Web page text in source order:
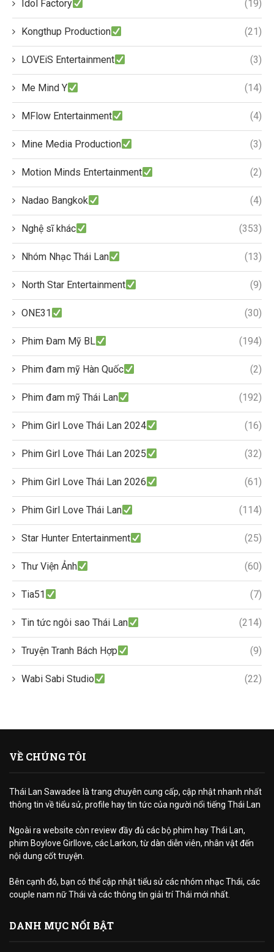
Idol Factory (19)
Kongthup Production (21)
LOVEiS Entertainment (3)
Me Mind Y (14)
MFlow Entertainment (4)
Mine Media Production (3)
Motion Minds Entertainment (2)
Nadao Bangkok (4)
Nghệ sĩ khác (353)
Nhóm Nhạc Thái Lan (13)
North Star Entertainment (9)
ONE31 (30)
Phim Đam Mỹ BL (194)
Phim đam mỹ Hàn Quốc (2)
Phim đam mỹ Thái Lan (192)
Phim Girl Love Thái Lan 2024 (16)
Phim Girl Love Thái Lan 2025 (32)
Phim Girl Love Thái Lan 2026 (61)
Phim Girl Love Thái Lan (114)
Star Hunter Entertainment (25)
Thư Viện Ảnh (60)
Tia51 (7)
Tin tức ngôi sao Thái Lan (214)
Truyện Tranh Bách Hợp (9)
Wabi Sabi Studio (22)
VỀ CHÚNG TÔI
Thái Lan Sawadee là trang chuyên cung cấp, cập nhật nhanh nhất
thông tin về tiểu sử, profile hay tin tức của người nổi tiếng Thái Lan
Ngoài ra website còn review đầy đủ các bộ phim hay Thái Lan,
phim Boylove Girllove, các Larkon, từ dàn diễn viên, nhân vật đến
nội dung cốt truyện.
Bên cạnh đó, bạn có thể cập nhật tiểu sử các nhóm nhạc Thái, các
couple nam nữ Thái và các thông tin giải trí Thái mới nhất.
DANH MỤC NỔI BẬT